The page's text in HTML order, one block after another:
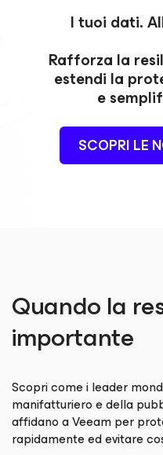
I tuoi dati.
Rafforza la
estendi la
e
SCOPRI LE
Quando la
importante
Scopri come i leader
manifatturiero e della
affidano a Veeam per
rapidamente ed evitare